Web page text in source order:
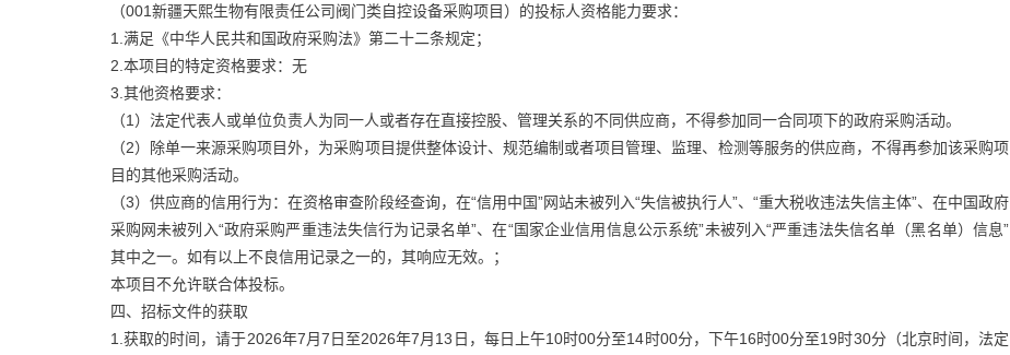
（001新疆天熙生物有限责任公司阀门类自控设备采购项目）的投标人资格能力要求：
1.满足《中华人民共和国政府采购法》第二十二条规定；
2.本项目的特定资格要求：无
3.其他资格要求：
（1）法定代表人或单位负责人为同一人或者存在直接控股、管理关系的不同供应商，不得参加同一合同项下的政府采购活动。
（2）除单一来源采购项目外，为采购项目提供整体设计、规范编制或者项目管理、监理、检测等服务的供应商，不得再参加该采购项
目的其他采购活动。
（3）供应商的信用行为：在资格审查阶段经查询，在“信用中国”网站未被列入“失信被执行人”、“重大税收违法失信主体”、在中国政府
采购网未被列入“政府采购严重违法失信行为记录名单”、在“国家企业信用信息公示系统”未被列入“严重违法失信名单（黑名单）信息”
其中之一。如有以上不良信用记录之一的，其响应无效。；
本项目不允许联合体投标。
四、招标文件的获取
1.获取的时间，请于2026年7月7日至2026年7月13日，每日上午10时00分至14时00分，下午16时00分至19时30分（北京时间，法定